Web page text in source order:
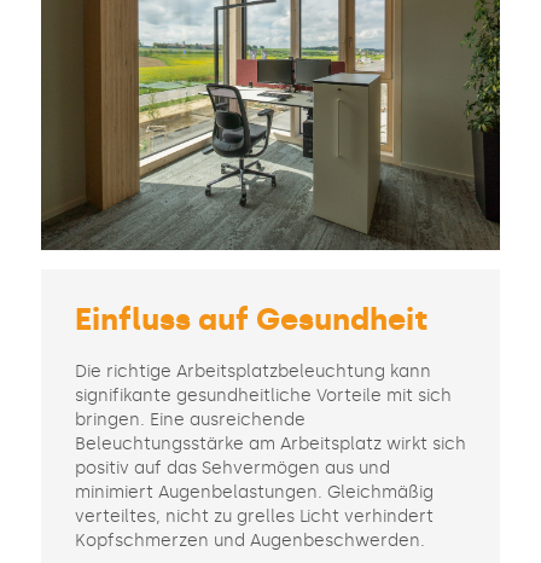
Einfluss auf Gesundheit
Die richtige Arbeitsplatzbeleuchtung kann
signifikante gesundheitliche Vorteile mit sich
bringen. Eine ausreichende
Beleuchtungsstärke am Arbeitsplatz wirkt sich
positiv auf das Sehvermögen aus und
minimiert Augenbelastungen. Gleichmäßig
verteiltes, nicht zu grelles Licht verhindert
Kopfschmerzen und Augenbeschwerden.